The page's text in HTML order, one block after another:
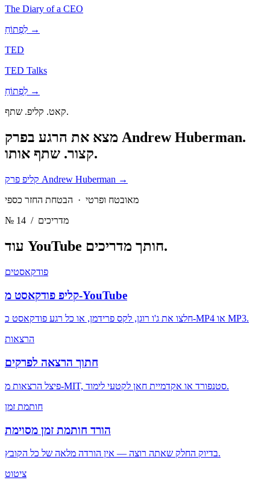
The Diary of a CEO
לִפְתוֹחַ →
TED
TED Talks
לִפְתוֹחַ →
קאט. קליפ. שתף.
מצא את הרגע בפרק Andrew Huberman.
קצור. שתף אותו.
קליפ פרק Andrew Huberman →
מאובטח ופרטי · הבטחת החזר כספי
№ 14
/ מדריכים
עוד YouTube חותךמדריכים.
פודקאסטים
קליפ פודקאסט מ-YouTube
חלצו את ג'ו רוגן, לקס פרידמן, או כל רגע פודקאסט כ-MP4 או MP3.
הרצאות
חתוך הרצאה לפרקים
פיצל הרצאות מ-MIT, סטנפורד או אקדמיית חאן לקטעי לימוד.
חותמת זמן
הורד חותמת זמן מסוימת
בדיוק החלק שאתה רוצה — אין הורדה מלאה של כל הקובץ.
ציטוט